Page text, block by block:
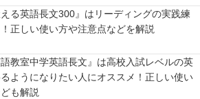
える英語長文300』はリーディングの実践練
正しい使い方や注意点などを解説
語教室中学英語長文』は高校入試レベルの英
ようになりたい人にオススメ！正しい使い
も解説